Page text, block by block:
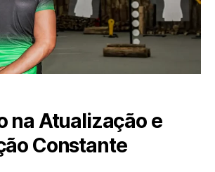
na Atualização e
Constante